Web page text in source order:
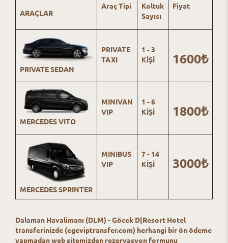
ARAÇLAR
Araç Tipi
Koltuk
Sayısı
Fiyat
PRIVATE SEDAN
PRIVATE
TAXI
1 - 3
KİŞİ
1600₺
MERCEDES VITO
MINIVAN
VIP
1 - 6
KİŞİ
1800₺
MERCEDES SPRINTER
MINIBUS
VIP
7 - 14
KİŞİ
3000₺
Dalaman Havalimanı (DLM) - Göcek D|Resort Hotel
transferinizde (egeviptransfer.com) herhangi bir ön ödeme
yapmadan web sitemizden rezervasyon formunu